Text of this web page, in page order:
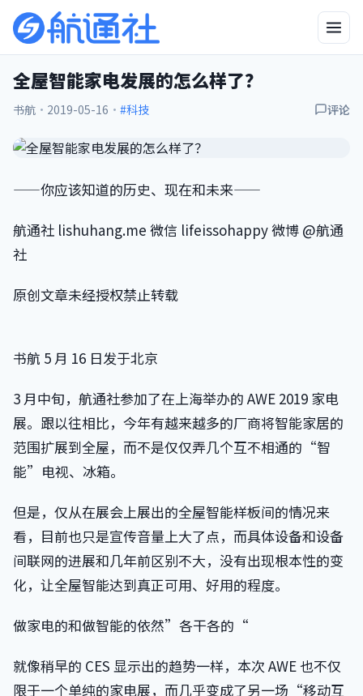
全屋智能家电发展的怎么样了？
书航 · 2019-05-16 · #科技 评论
——你应该知道的历史、现在和未来——
航通社 lishuhang.me 微信 lifeissohappy 微博 @航通
社
原创文章未经授权禁止转载
书航 5 月 16 日发于北京
3 月中旬，航通社参加了在上海举办的 AWE 2019 家电
展。跟以往相比，今年有越来越多的厂商将智能家居的
范围扩展到全屋，而不是仅仅弄几个互不相通的“智
能”电视、冰箱。
但是，仅从在展会上展出的全屋智能样板间的情况来
看，目前也只是宣传音量上大了点，而具体设备和设备
间联网的进展和几年前区别不大，没有出现根本性的变
化，让全屋智能达到真正可用、好用的程度。
做家电的和做智能的依然”各干各的“
就像稍早的 CES 显示出的趋势一样，本次 AWE 也不仅
限于一个单纯的家电展，而几乎变成了另一场“移动互